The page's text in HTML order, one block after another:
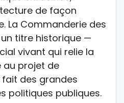
de façon
La Commanderie des
titre historique —
vivant qui relie la
au projet de
des grandes
politiques publiques.